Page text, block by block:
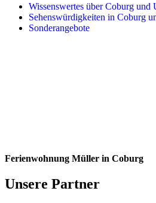
Wissenswertes über Coburg und
Sehenswürdigkeiten in Coburg
Sonderangebote
Ferienwohnung Müller in Coburg
Unsere Partner